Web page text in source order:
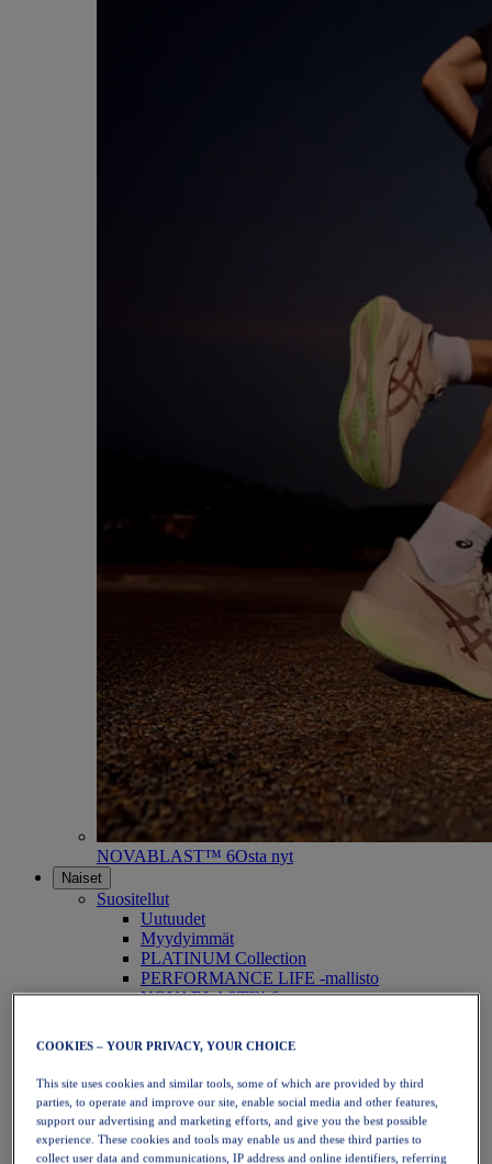
NOVABLAST™ 6Osta nyt
Naiset
Suositellut
Uutuudet
Myydyimmät
PLATINUM Collection
PERFORMANCE LIFE -mallisto
NOVABLAST™ 6
Juoksu
Polkujuoksu
Tennis
Lentopallo
Käsipallo
Padel
Verkkopallo
COOKIES – YOUR PRIVACY, YOUR CHOICE
This site uses cookies and similar tools, some of which are provided by third
parties, to operate and improve our site, enable social media and other features,
support our advertising and marketing efforts, and give you the best possible
experience. These cookies and tools may enable us and these third parties to
collect user data and communications, IP address and online identifiers, referring